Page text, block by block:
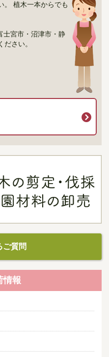
。 植木一本からでも
士宮市・沼津市・静
さい。
ご質問
情報